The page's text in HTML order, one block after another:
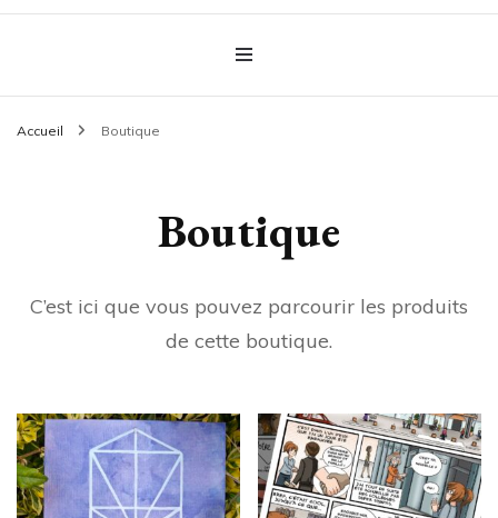
Diddha
Accueil Boutique
Boutique
C’est ici que vous pouvez parcourir les produits
de cette boutique.